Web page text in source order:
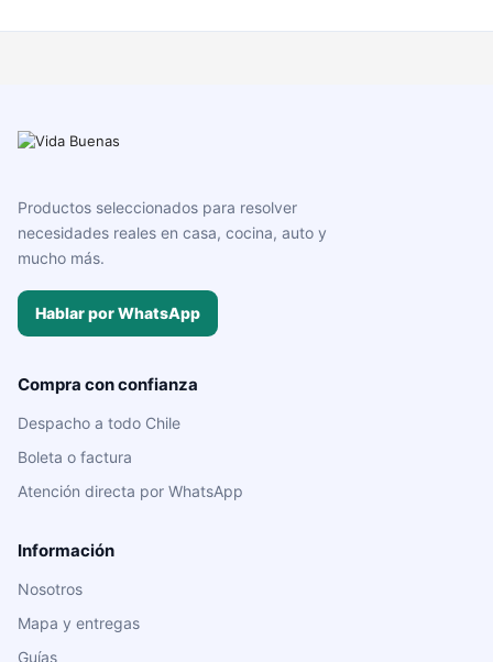
Productos seleccionados para resolver
necesidades reales en casa, cocina, auto y
mucho más.
Hablar por WhatsApp
Compra con confianza
Despacho a todo Chile
Boleta o factura
Atención directa por WhatsApp
Información
Nosotros
Mapa y entregas
Guías